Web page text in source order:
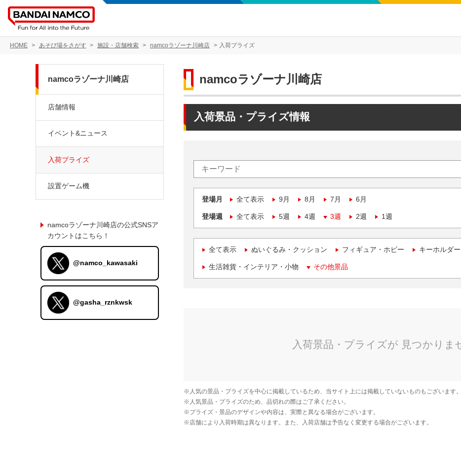
HOME あそび場をさがす 施設・店舗検索 namcoラゾーナ川崎店 入荷プライズ
namcoラゾーナ川崎店
入荷景品・プライズ情報
登場月 全て表示 9月 8月 7月 6月
登場週 全て表示 5週 4週 3週 2週 1週
全て表示 ぬいぐるみ・クッション フィギュア・ホビー キーホルダ
生活雑貨・インテリア・小物 その他景品
namcoラゾーナ川崎店
店舗情報
イベント&ニュース
入荷プライズ
設置ゲーム機
namcoラゾーナ川崎店の公式SNSア
カウントはこちら！
@namco_kawasaki
@gasha_rznkwsk